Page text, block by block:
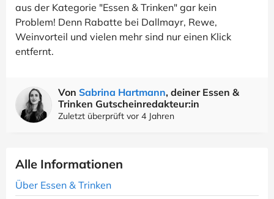
aus der Kategorie "Essen & Trinken" gar kein
Problem! Denn Rabatte bei Dallmayr, Rewe,
Weinvorteil und vielen mehr sind nur einen Klick
entfernt.
Von Sabrina Hartmann, deiner Essen &
Trinken Gutscheinredakteur:in
Zuletzt überprüft vor 4 Jahren
Alle Informationen
Über Essen & Trinken